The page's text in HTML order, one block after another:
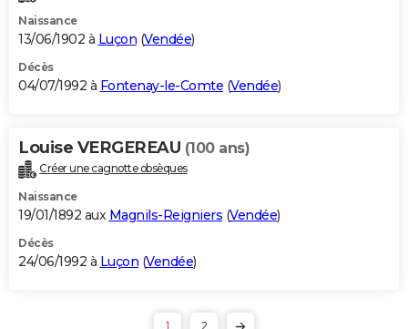
Naissance
13/06/1902 à Luçon (Vendée)
Décès
04/07/1992 à Fontenay-le-Comte (Vendée)
Louise VERGEREAU (100 ans)
Créer une cagnotte obsèques
Naissance
19/01/1892 aux Magnils-Reigniers (Vendée)
Décès
24/06/1992 à Luçon (Vendée)
1 2